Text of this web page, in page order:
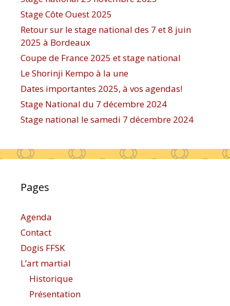
Stage Côte Ouest 2025
Retour sur le stage national des 7 et 8 juin
2025 à Bordeaux
Coupe de France 2025 et stage national
Le Shorinji Kempo à la une
Dates importantes 2025, à vos agendas!
Stage National du 7 décembre 2024
Stage national le samedi 7 décembre 2024
Pages
Agenda
Contact
Dogis FFSK
L’art martial
Historique
Présentation